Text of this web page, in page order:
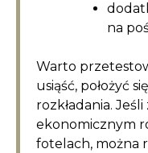
na
Warto
usiąść, położyć
rozkładania.
ekonomicznym
fotelach, można